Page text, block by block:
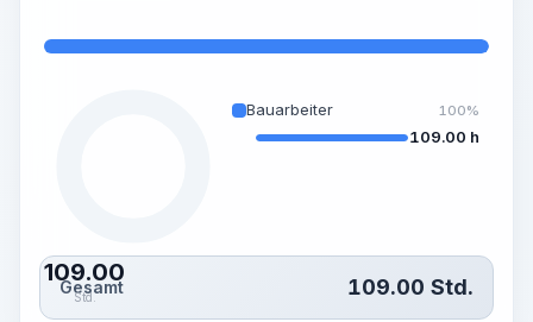
109.00
Std.
Bauarbeiter 100%
109.00 h
Gesamt 109.00 Std.